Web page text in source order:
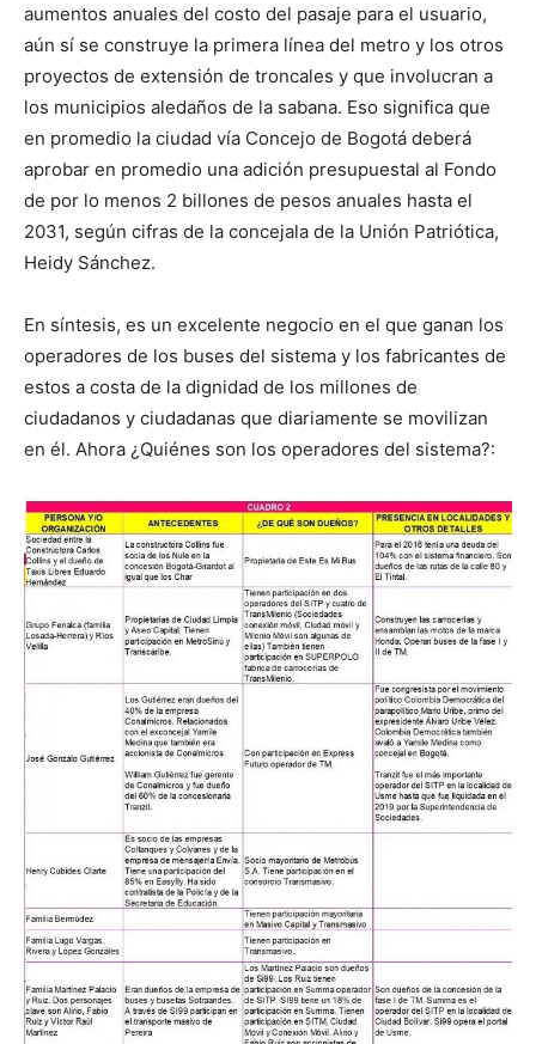
aumentos anuales del costo del pasaje para el usuario,
aún sí se construye la primera línea del metro y los otros
proyectos de extensión de troncales y que involucran a
los municipios aledaños de la sabana. Eso significa que
en promedio la ciudad vía Concejo de Bogotá deberá
aprobar en promedio una adición presupuestal al Fondo
de por lo menos 2 billones de pesos anuales hasta el
2031, según cifras de la concejala de la Unión Patriótica,
Heidy Sánchez.
En síntesis, es un excelente negocio en el que ganan los
operadores de los buses del sistema y los fabricantes de
estos a costa de la dignidad de los millones de
ciudadanos y ciudadanas que diariamente se movilizan
en él. Ahora ¿Quiénes son los operadores del sistema?: